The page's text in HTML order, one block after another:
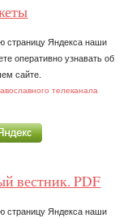
страницу Яндекса наши
оперативно узнавать об
сайте.
вестник. PDF
страницу Яндекса наши